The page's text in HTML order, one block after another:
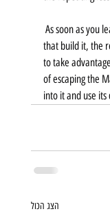
that build it, the
to take
of escaping the
into it and use
הצג הכול